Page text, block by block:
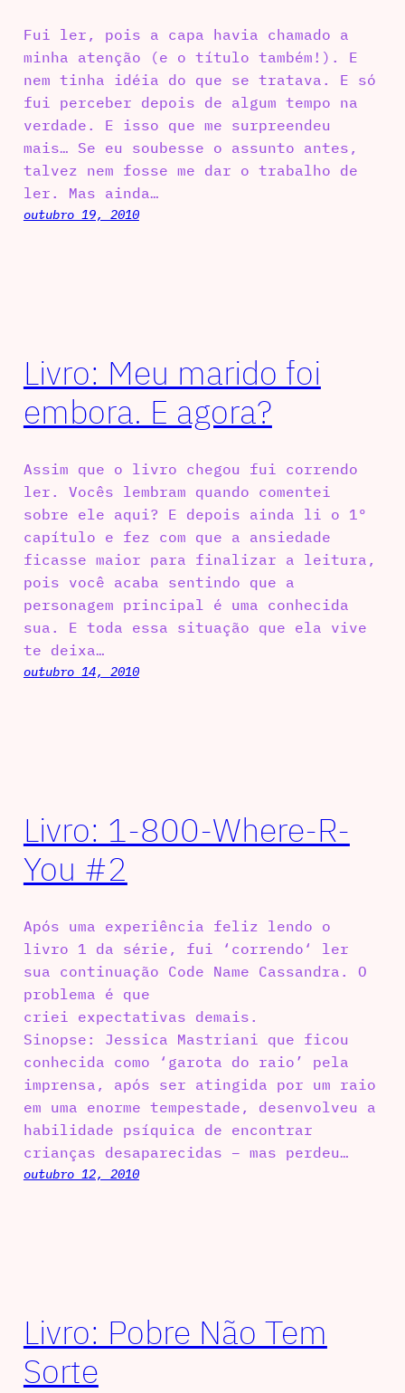
Fui ler, pois a capa havia chamado a
minha atenção (e o título também!). E
nem tinha idéia do que se tratava. E só
fui perceber depois de algum tempo na
verdade. E isso que me surpreendeu
mais… Se eu soubesse o assunto antes,
talvez nem fosse me dar o trabalho de
ler. Mas ainda…
outubro 19, 2010
Livro: Meu marido foi
embora. E agora?
Assim que o livro chegou fui correndo
ler. Vocês lembram quando comentei
sobre ele aqui? E depois ainda li o 1º
capítulo e fez com que a ansiedade
ficasse maior para finalizar a leitura,
pois você acaba sentindo que a
personagem principal é uma conhecida
sua. E toda essa situação que ela vive
te deixa…
outubro 14, 2010
Livro: 1-800-Where-R-
You #2
Após uma experiência feliz lendo o
livro 1 da série, fui ‘correndo‘ ler
sua continuação Code Name Cassandra. O
problema é que
criei expectativas demais.
Sinopse: Jessica Mastriani que ficou
conhecida como ‘garota do raio’ pela
imprensa, após ser atingida por um raio
em uma enorme tempestade, desenvolveu a
habilidade psíquica de encontrar
crianças desaparecidas – mas perdeu…
outubro 12, 2010
Livro: Pobre Não Tem
Sorte